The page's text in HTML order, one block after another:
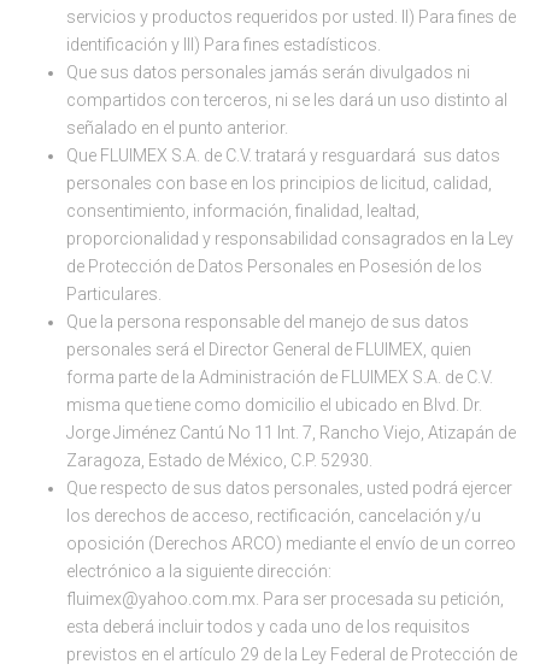
servicios y productos requeridos por usted. II) Para fines de
identificación y III) Para fines estadísticos.
Que sus datos personales jamás serán divulgados ni
compartidos con terceros, ni se les dará un uso distinto al
señalado en el punto anterior.
Que FLUIMEX S.A. de C.V. tratará y resguardará sus datos
personales con base en los principios de licitud, calidad,
consentimiento, información, finalidad, lealtad,
proporcionalidad y responsabilidad consagrados en la Ley
de Protección de Datos Personales en Posesión de los
Particulares.
Que la persona responsable del manejo de sus datos
personales será el Director General de FLUIMEX, quien
forma parte de la Administración de FLUIMEX S.A. de C.V.
misma que tiene como domicilio el ubicado en Blvd. Dr.
Jorge Jiménez Cantú No 11 Int. 7, Rancho Viejo, Atizapán de
Zaragoza, Estado de México, C.P. 52930.
Que respecto de sus datos personales, usted podrá ejercer
los derechos de acceso, rectificación, cancelación y/u
oposición (Derechos ARCO) mediante el envío de un correo
electrónico a la siguiente dirección:
fluimex@yahoo.com.mx. Para ser procesada su petición,
esta deberá incluir todos y cada uno de los requisitos
previstos en el artículo 29 de la Ley Federal de Protección de